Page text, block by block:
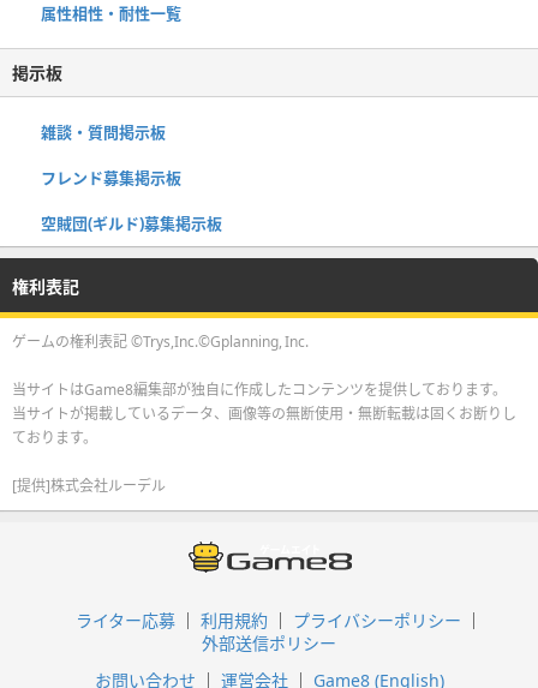
属性相性・耐性一覧
掲示板
雑談・質問掲示板
フレンド募集掲示板
空賊団(ギルド)募集掲示板
権利表記
ゲームの権利表記 ©Trys,Inc.©Gplanning, Inc.
当サイトはGame8編集部が独自に作成したコンテンツを提供しております。
当サイトが掲載しているデータ、画像等の無断使用・無断転載は固くお断りし
ております。
[提供]株式会社ルーデル
ライター応募 利用規約
プライバシーポリシー
外部送信ポリシー
お問い合わせ
運営会社 Game8 (English)